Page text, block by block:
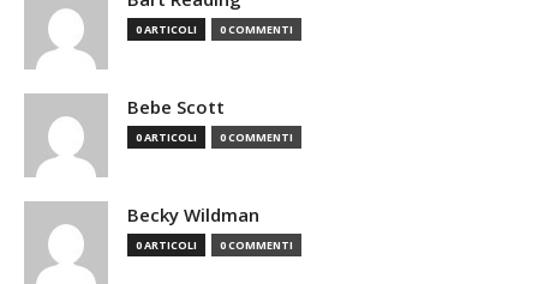
0 ARTICOLI 0 COMMENTI
Bebe Scott
0 ARTICOLI 0 COMMENTI
Becky Wildman
0 ARTICOLI 0 COMMENTI